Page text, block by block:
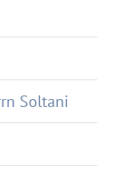
Soltani